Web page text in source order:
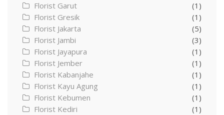
Florist Garut
(1)
Florist Gresik
(1)
Florist Jakarta
(5)
Florist Jambi
(3)
Florist Jayapura
(1)
Florist Jember
(1)
Florist Kabanjahe
(1)
Florist Kayu Agung
(1)
Florist Kebumen
(1)
Florist Kediri
(1)